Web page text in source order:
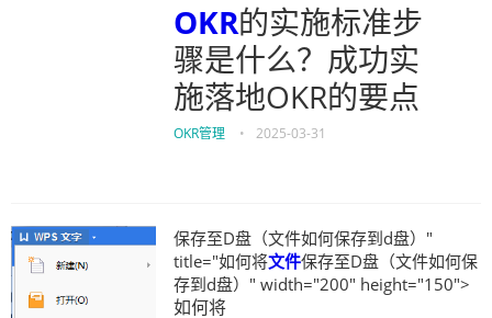
OKR的实施标准步
骤是什么？成功实
施落地OKR的要点
OKR管理 • 2025-03-31
保存至D盘（文件如何保存到d盘）"
title="如何将文件保存至D盘（文件如何保
存到d盘）" width="200" height="150">
如何将